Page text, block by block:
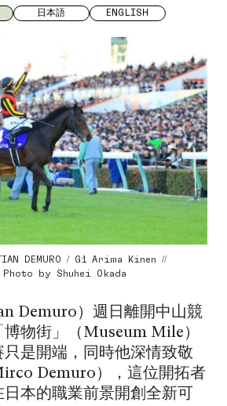
日本語 ENGLISH
DEMURO / G1 Arima Kinen //
Photo by Shuhei Okada
Demuro）週日離開中山競
物街」（Museum Mile）
是開端，同時他深情致敬
Demuro），這位開拓者
本的職業前景開創全新可